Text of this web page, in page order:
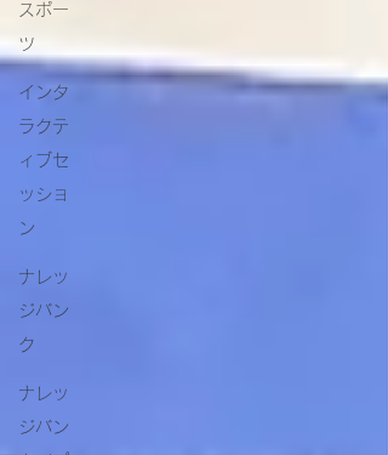
スポー
ツ
インタ
ラクテ
ィブセ
ッショ
ン
ナレッ
ジバン
ク
ナレッ
ジバン